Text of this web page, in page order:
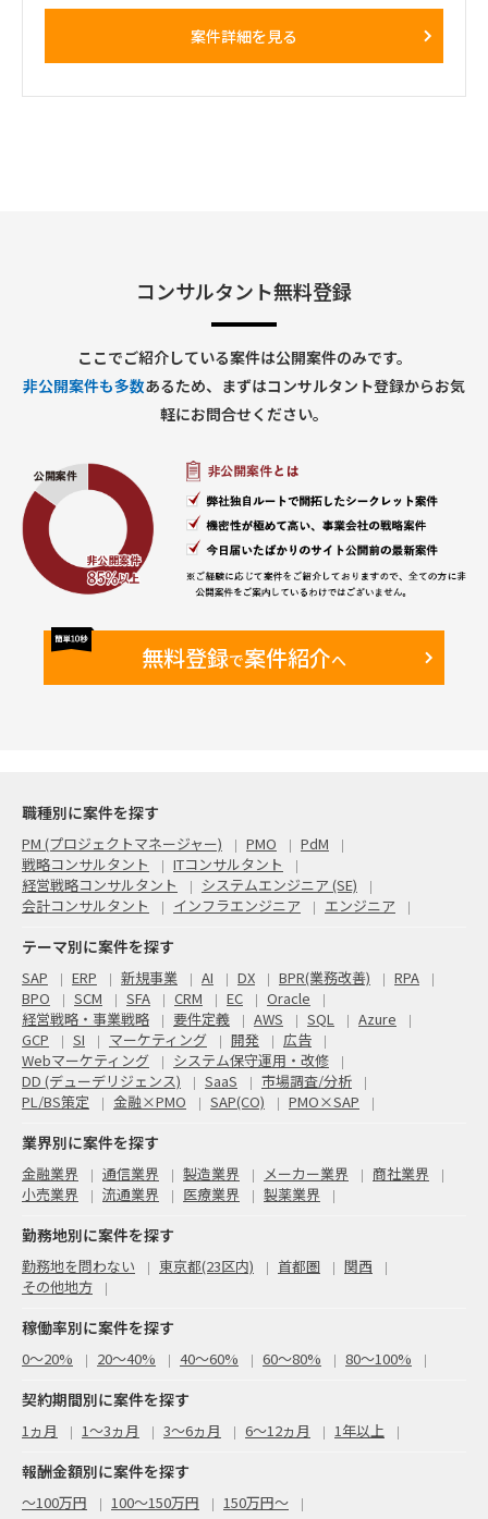
※初回契約は1～3か月、以降は双方合意のもと、延長を想定
■出社の仕方について：
基本リモート
案件詳細を見る
コンサルタント無料登録
ここでご紹介している案件は公開案件のみです。
非公開案件も多数あるため、まずはコンサルタント登録からお気
軽にお問合せください。
無料登録で案件紹介へ
職種別に案件を探す
PM (プロジェクトマネージャー) PMO
PdM
戦略コンサルタント
ITコンサルタント
経営戦略コンサルタント
システムエンジニア (SE)
会計コンサルタント
インフラエンジニア エンジニア
テーマ別に案件を探す
SAP ERP 新規事業 AI DX BPR(業務改善)
RPA
BPO
SCM SFA CRM EC
Oracle
経営戦略・事業戦略
要件定義 AWS SQL
Azure
GCP
SI マーケティング 開発
広告
Webマーケティング
システム保守運用・改修
DD (デューデリジェンス)
SaaS
市場調査/分析
PL/BS策定
金融×PMO SAP(CO) PMO×SAP
業界別に案件を探す
金融業界 通信業界 製造業界 メーカー業界
商社業界
小売業界
流通業界 医療業界 製薬業界
勤務地別に案件を探す
勤務地を問わない 東京都(23区内) 首都圏
関西
その他地方
稼働率別に案件を探す
0〜20% 20〜40% 40〜60% 60〜80% 80〜100%
契約期間別に案件を探す
1ヵ月 1～3ヵ月 3～6ヵ月 6～12ヵ月 1年以上
報酬金額別に案件を探す
〜100万円 100〜150万円 150万円〜